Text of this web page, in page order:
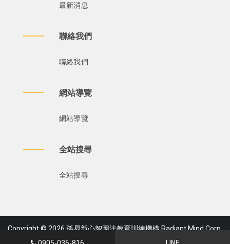
最新消息
聯絡我們
聯絡我們
網站導覽
網站導覽
全站搜尋
全站搜尋
Copyright © 2026 孫易新心智圖法教育訓練機構 Radiant Mind Corp.
Ltd., designed by